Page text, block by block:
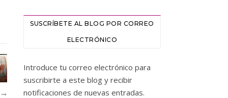
SUSCRÍBETE AL BLOG POR CORREO
ELECTRÓNICO
Introduce tu correo electrónico para
suscribirte a este blog y recibir
notificaciones de nuevas entradas.